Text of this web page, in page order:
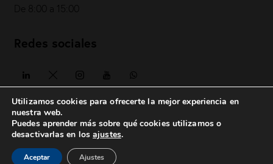
De 8:00 a 15:00
Redes sociales
COIAE© 2026. Todos los derechos reservados
Política de privacidad|Política de cookies
Utilizamos cookies para ofrecerte la mejor experiencia en
nuestra web.
Puedes aprender más sobre qué cookies utilizamos o
desactivarlas en losajustes.
Aceptar Ajustes